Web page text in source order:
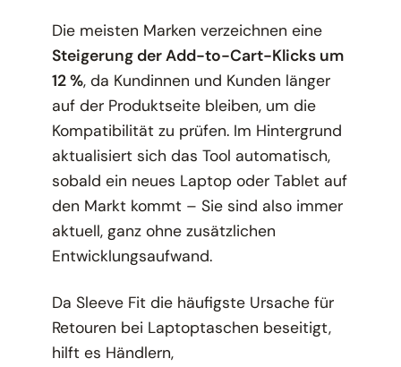
Die meisten Marken verzeichnen eine
Steigerung der Add-to-Cart-Klicks um
12 %, da Kundinnen und Kunden länger
auf der Produktseite bleiben, um die
Kompatibilität zu prüfen. Im Hintergrund
aktualisiert sich das Tool automatisch,
sobald ein neues Laptop oder Tablet auf
den Markt kommt – Sie sind also immer
aktuell, ganz ohne zusätzlichen
Entwicklungsaufwand.
Da Sleeve Fit die häufigste Ursache für
Retouren bei Laptoptaschen beseitigt,
hilft es Händlern,